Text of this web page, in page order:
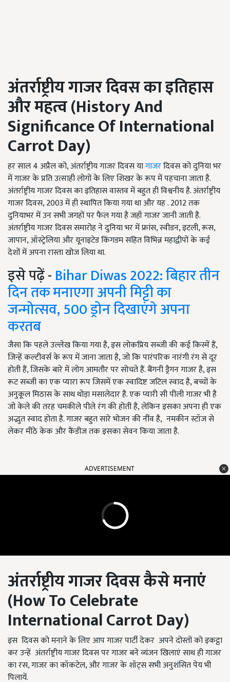
अंतर्राष्ट्रीय गाजर दिवस का इतिहास
और महत्व(History And
Significance Of International
Carrot Day)
हर साल 4 अप्रैल को, अंतर्राष्ट्रीय गाजर दिवस यागाजरदिवस को दुनिया भर
में गाजर के प्रति उत्साही लोगों के लिए शिखर के रूप में पहचाना जाता है.
अंतर्राष्ट्रीय गाजर दिवस का इतिहास वास्तव में बहुत ही विश्वनीय है. अंतर्राष्ट्रीय
गाजर दिवस, 2003 में ही स्थापित किया गया था और यह . 2012 तक
दुनियाभर में उन सभी जगहों पर फैल गया है जहाँ गाजर जानी जाती है.
अंतर्राष्ट्रीय गाजर दिवस समारोह ने दुनिया भर में फ्रांस, स्वीडन, इटली, रूस,
जापान, ऑस्ट्रेलिया और यूनाइटेड किंगडम सहित विभिन्न महाद्वीपों के कई
देशों में अपना रास्ता खोज लिया था.
इसे पढ़ें -Bihar Diwas 2022: बिहार तीन
दिन तक मनाएगा अपनी मिट्टी का
जन्मोत्सव, 500 ड्रोन दिखाएंगे अपना
करतब
जैसा कि पहले उल्लेख किया गया है, इस लोकप्रिय सब्जी की कई किस्में हैं,
जिन्हें कल्टीवर्स के रूप में जाना जाता है, जो कि पारंपरिक नारंगी रंग से दूर
होती हैं, जिसके बारे में लोग आमतौर पर सोचते हैं. बैंगनी ड्रैगन गाजर है, इस
रूट सब्जी का एक प्यारा रूप जिसमें एक स्वादिष्ट जटिल स्वाद है, बच्चों के
अनुकूल मिठास के साथ थोड़ा मसालेदार है. एक प्यारी सी पीली गाजर भी है
जो केले की तरह चमकीले पीले रंग की होती है, लेकिन इसका अपना ही एक
अद्भुत स्वाद होता है. गाजर बहुत सारे भोजन की नींव है, नमकीन स्टॉज से
लेकर मीठे केक और कैंडीज तक इसका सेवन किया जाता है.
ADVERTISEMENT
अंतर्राष्ट्रीय गाजर दिवस कैसे मनाएं
(How To Celebrate
International Carrot Day)
इस दिवस को मनाने के लिए आप गाजर पार्टी देकर अपने दोस्तों को इकट्ठा
कर उन्हें अंतर्राष्ट्रीय गाजर दिवस पर गाजर बने व्यंजन खिलाएं साथ ही गाजर
का रस, गाजर का कॉकटेल, और गाजर के शॉट्स सभी अनुशंसित पेय भी
पिलायें.